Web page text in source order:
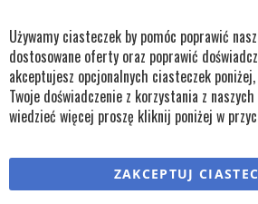
bok@remko.pl
OBSERWUJ NAS
Copyright © wszystkie prawa zastrzeżone
RegulaminyPolityka cookiesPolityka
Używamy ciasteczek by pomóc poprawić
dostosowane oferty oraz poprawić
akceptujesz opcjonalnych ciasteczek poniżej,
Twoje doświadczenie z korzystania z
wiedzieć więcej proszę kliknij poniżej w
ZAKCEPTUJ